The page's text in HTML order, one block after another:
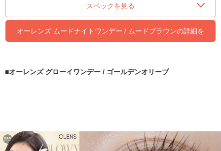
スペックを見る
オーレンズ ムードナイトワンデー / ムードブラウンの詳細を
オーレンズ グローイワンデー / ゴールデンオリーブ